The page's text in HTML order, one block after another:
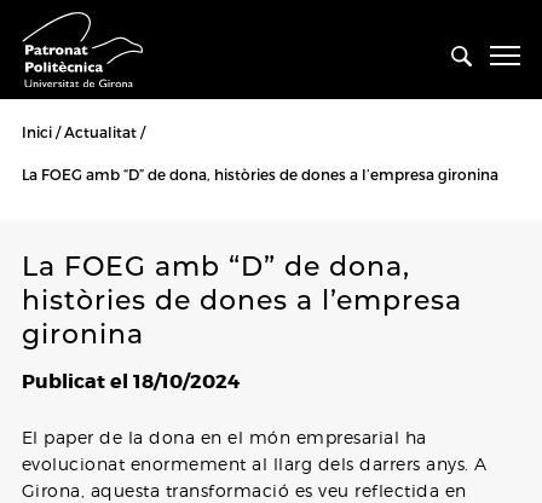
Inici Actualitat
La FOEG amb “D” de dona, històries de dones a l’empresa gironina
La FOEG amb “D” de dona,
històries de dones a l’empresa
gironina
Publicat el 18/10/2024
El paper de la dona en el món empresarial ha
evolucionat enormement al llarg dels darrers anys. A
Girona, aquesta transformació es veu reflectida en